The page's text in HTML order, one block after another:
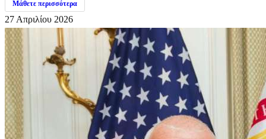
Μάθετε περισσότερα
27 Απριλίου 2026